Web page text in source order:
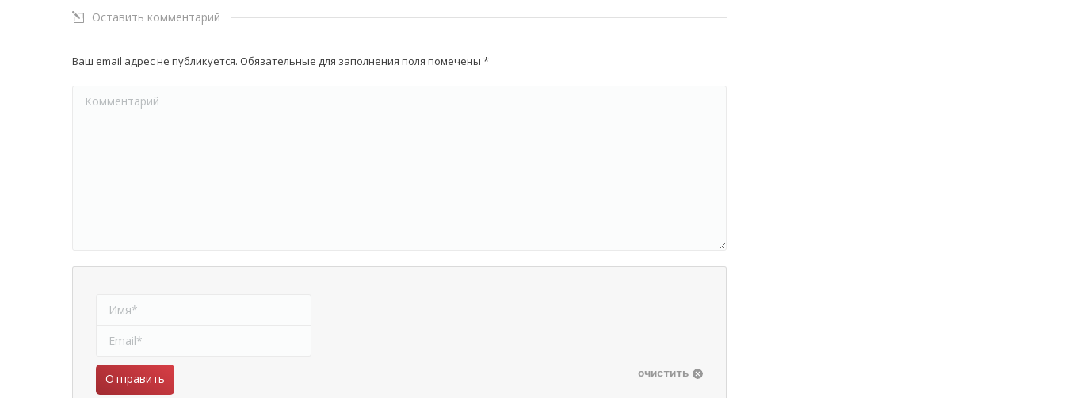
Оставить комментарий
Ваш email адрес не публикуется. Обязательные для заполнения поля помечены *
Имя *
Email *
очистить
Отправить